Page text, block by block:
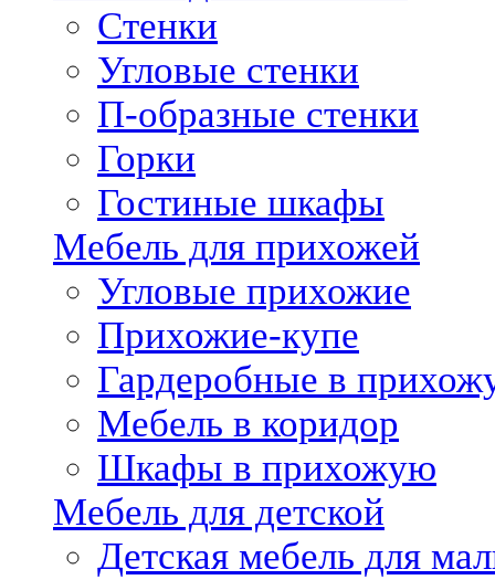
Стенки
Угловые стенки
П-образные стенки
Горки
Гостиные шкафы
Мебель для прихожей
Угловые прихожие
Прихожие-купе
Гардеробные в
Мебель в коридор
Шкафы в прихожую
Мебель для детской
Детская мебель для